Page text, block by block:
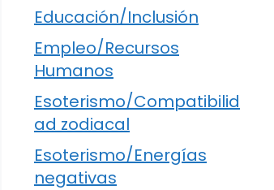
Educación/Inclusión
Empleo/Recursos
Humanos
Esoterismo/Compatibilid
ad zodiacal
Esoterismo/Energías
negativas